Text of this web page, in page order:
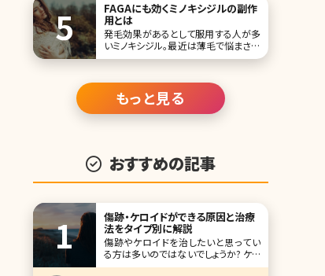
FAGAにも効くミノキシジルの副作
用とは
発毛効果があるとして服用する人が多
いミノキシジル。最近は薄毛で悩まされ
る女性も増えているため、男性だけで
んだそうです。ただ、ミノキシジルについ
ては、副作用が起きるので注意が必要
という声も聞かれます。 ここでは、ミノ
キシジルについての基本情報と気にな
もっと見る
おすすめの記事
傷跡・ケロイドができる原因と治療
法をタイプ別に解説
傷跡やケロイドを治したいと思ってい
る方は多いのではないでしょうか? ケガ
や水ぼうそう、ニキビ、手術、帝王切開、